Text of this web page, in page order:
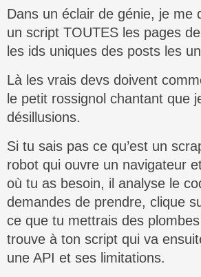
Dans un éclair de génie, je me
un script TOUTES les pages
les ids uniques des posts les
Là les vrais devs doivent
le petit rossignol chantant que
désillusions.
Si tu sais pas ce qu’est un
robot qui ouvre un navigateur
où tu as besoin, il analyse le
demandes de prendre, clique
ce que tu mettrais des
trouve à ton script qui va
une API et ses limitations.